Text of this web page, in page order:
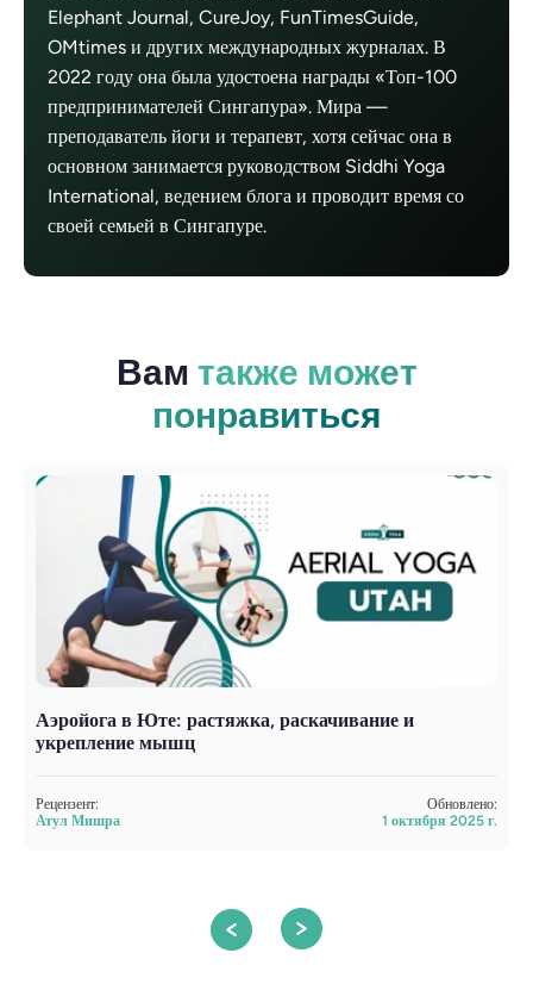
Elephant Journal, CureJoy, FunTimesGuide,
OMtimes и других международных журналах. В
2022 году она была удостоена награды «Топ-100
предпринимателей Сингапура». Мира —
преподаватель йоги и терапевт, хотя сейчас она в
основном занимается руководством Siddhi Yoga
International, ведением блога и проводит время со
своей семьей в Сингапуре.
Вам также может
понравиться
Аэройога в Юте: растяжка, раскачивание и
укрепление мышц
Рецензент:
Атул Мишра
Обновлено:
1 октября 2025 г.